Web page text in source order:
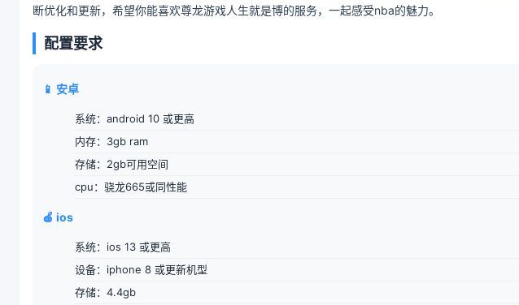
断优化和更新，希望你能喜欢尊龙游戏人生就是博的服务，一起感受nba的魅力。
配置要求
📱 安卓
系统：android 10 或更高
内存：3gb ram
存储：2gb可用空间
cpu：骁龙665或同性能
🍎 ios
系统：ios 13 或更高
设备：iphone 8 或更新机型
存储：4.4gb